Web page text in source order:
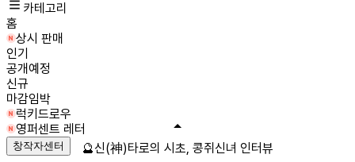
카테고리
홈
상시 판매
인기
공개예정
신규
마감임박
럭키드로우
영퍼센트 레터
창작자센터 🔮신(神)타로의 시초, 콩쥐신녀 인터뷰